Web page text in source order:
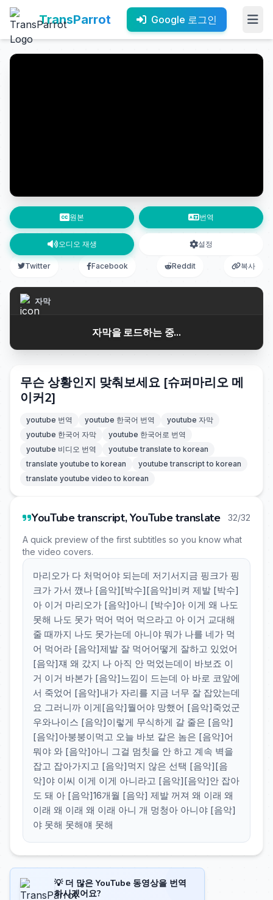
TransParrot Google 로그인
원본 번역
오디오 재생 설정
Twitter Facebook Reddit 복사
자막
자막을 로드하는 중...
무슨 상황인지 맞춰보세요 [슈퍼마리오 메
이커2]
youtube 번역 youtube 한국어 번역
youtube 자막
youtube 한국어 자막
youtube 한국어로 번역
youtube 비디오 번역
youtube translate to korean
translate youtube to korean
youtube transcript to korean
translate youtube video to korean
YouTube transcript, YouTube translate 32/32
A quick preview of the first subtitles so you know what
the video covers.
마리오가 다 처먹어야 되는데 저기서지금 핑크가 핑
크가 가서 깼나 [음악][박수][음악]비켜 제발 [박수]
아 이거 마리오가 [음악]아니 [박수]아 이게 왜 나도
못해 나도 못가 먹어 먹어 먹으라고 아 이거 교대해
줄 때까지 나도 못가는데 아니야 뭐가 나를 네가 먹
어 먹어라 [음악]제발 잘 먹어어떻게 잘하고 있었어
[음악]쟤 왜 갔지 나 아직 안 먹었는데이 바보죠 이
거 이거 바본가 [음악]느낌이 드는데 아 바로 코앞에
서 죽었어 [음악]내가 자리를 지금 너무 잘 잡았는데
요 그러니까 이게[음악]뭘어야 망했어 [음악]죽었군
우와나이스 [음악]이렇게 무식하게 갈 줄은 [음악]
[음악]아붕붕이먹고 오늘 바보 같은 놈은 [음악]어
뭐야 와 [음악]아니 그걸 멈칫을 안 하고 계속 벽을
잡고 잡아가지고 [음악]먹지 않은 선택 [음악][음
악]야 이씨 이게 이게 아니라고 [음악][음악]안 잡아
도 돼 아 [음악]16개월 [음악] 제발 꺼져 왜 이래 왜
이래 왜 이래 왜 이래 아니 개 멍청아 아니야 [음악]
야 못해 못해얘 못해
💡 더 많은 YouTube 동영상을 번역
하시겠어요?